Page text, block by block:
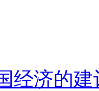
经济的